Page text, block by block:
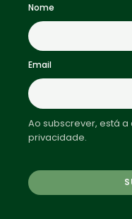
Nome
Email
Ao subscrever, está
privacidade.